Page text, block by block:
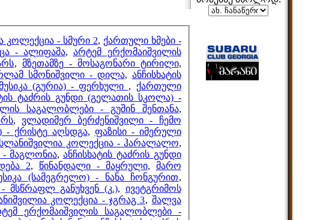
კოლექცია - სმური 2, ქართული ხმები -
- ალიფაშა, არტემ ერქომაიშვილის
, მზეთამზე - მოსაგონარი ტირილი,
სმონიშვილი - დილა, ანჩისხატის
(გურია) - ფერხული , ქართული
ტაძრის გუნდი (გელათის სკოლა) -
საგალობლები - გუშინ შენთანა,
, ვლადიმერ ბერძენიშვილი - ჩემო
- ქრისტე აღსდგა, ფაზისი - იმერული
კოლექცია - ჰარალალო,
- მაგლონია, ანჩისხატის ტაძრის გუნდი
2, წინანდალი - მაყრული, მარო
(სამეგრელო) - ნანა ჩონგურით,
მსწრაფლ განუხვენ (კ.), ივეტგრიმოს
კოლექცია - ჯგრაგ 3, შალვა
ერქომაიშვილის საგალობლები -